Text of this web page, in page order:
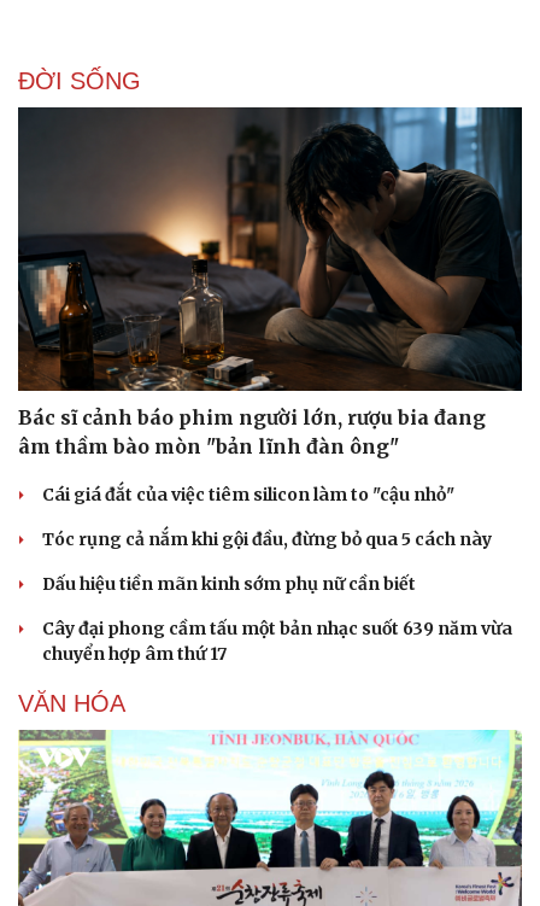
Sức khỏe
Dinh dưỡng - món ngon
Cây thuốc
Sản phụ khoa
Nhi khoa
Đời sống
Nhà đẹp
Blog
Tình yêu - Gia đình
ĐỜI SỐNG
Bác sĩ cảnh báo phim người lớn, rượu bia đang
âm thầm bào mòn "bản lĩnh đàn ông"
Cái giá đắt của việc tiêm silicon làm to "cậu nhỏ"
Tóc rụng cả nắm khi gội đầu, đừng bỏ qua 5 cách này
Dấu hiệu tiền mãn kinh sớm phụ nữ cần biết
Cây đại phong cầm tấu một bản nhạc suốt 639 năm vừa
chuyển hợp âm thứ 17
VĂN HÓA